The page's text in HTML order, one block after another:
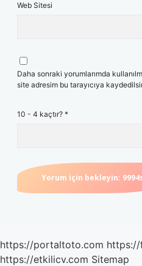
Web Sitesi
Daha sonraki yorumlarımda
site adresim bu tarayıcıya
10 - 4 kaçtır? *
https://portaltoto.com
https://etkilicv.com Sitemap